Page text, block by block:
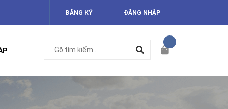
ĐĂNG KÝ ĐĂNG NHẬP